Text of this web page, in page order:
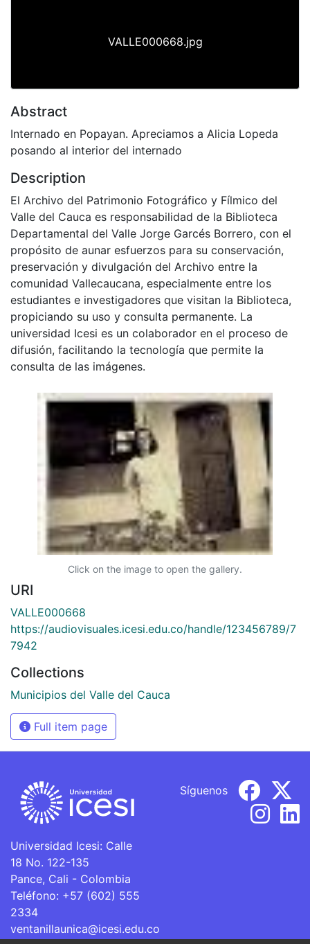
VALLE000668.jpg
Abstract
Internado en Popayan. Apreciamos a Alicia Lopeda
posando al interior del internado
Description
El Archivo del Patrimonio Fotográfico y Fílmico del
Valle del Cauca es responsabilidad de la Biblioteca
Departamental del Valle Jorge Garcés Borrero, con el
propósito de aunar esfuerzos para su conservación,
preservación y divulgación del Archivo entre la
comunidad Vallecaucana, especialmente entre los
estudiantes e investigadores que visitan la Biblioteca,
propiciando su uso y consulta permanente. La
universidad Icesi es un colaborador en el proceso de
difusión, facilitando la tecnología que permite la
consulta de las imágenes.
Click on the image to open the gallery.
URI
VALLE000668
https://audiovisuales.icesi.edu.co/handle/123456789/7
7942
Collections
Municipios del Valle del Cauca
Full item page
Universidad Icesi: Calle
18 No. 122-135
Pance, Cali - Colombia
Teléfono: +57 (602) 555
2334
ventanillaunica@icesi.edu.co
Síguenos